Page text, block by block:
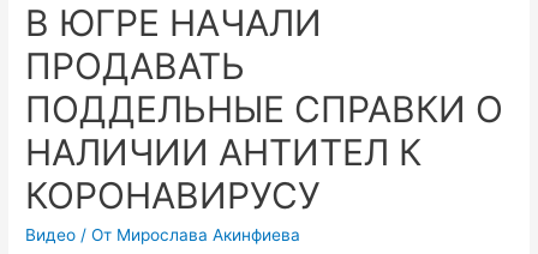
В ЮГРЕ НАЧАЛИ
ПРОДАВАТЬ
ПОДДЕЛЬНЫЕ СПРАВКИ О
НАЛИЧИИ АНТИТЕЛ К
КОРОНАВИРУСУ
Видео / От Мирослава Акинфиева